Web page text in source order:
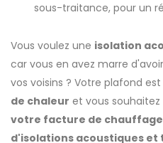
sous-traitance, pour un
Vous voulez une isolation
car vous en avez marre
vos voisins ? Votre plafond
de chaleur et vous
votre facture de chauffage
d'isolations acoustiques et